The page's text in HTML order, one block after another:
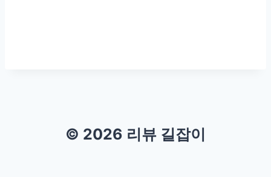
© 2026 리뷰 길잡이